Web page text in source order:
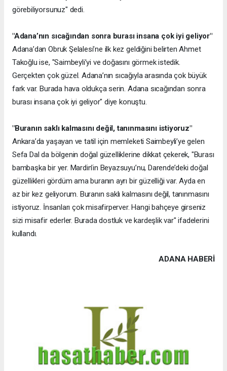
görebiliyorsunuz" dedi.
"Adana’nın sıcağından sonra burası insana çok iyi geliyor"
Adana’dan Obruk Şelalesi’ne ilk kez geldiğini belirten Ahmet
Takoğlu ise, "Saimbeyli’yi ve doğasını görmek istedik.
Gerçekten çok güzel. Adana’nın sıcağıyla arasında çok büyük
fark var. Burada hava oldukça serin. Adana sıcağından sonra
burası insana çok iyi geliyor" diye konuştu.
"Buranın saklı kalmasını değil, tanınmasını istiyoruz"
Ankara’da yaşayan ve tatil için memleketi Saimbeyli’ye gelen
Sefa Dal da bölgenin doğal güzelliklerine dikkat çekerek, "Burası
bambaşka bir yer. Mardin’in Beyazsuyu’nu, Darende’deki doğal
güzellikleri gördüm ama buranın ayrı bir güzelliği var. Ayda en
az bir kez geliyorum. Buranın saklı kalmasını değil, tanınmasını
istiyoruz. İnsanları çok misafirperver. Hangi bahçeye girseniz
sizi misafir ederler. Burada dostluk ve kardeşlik var" ifadelerini
kullandı.
ADANA HABERİ